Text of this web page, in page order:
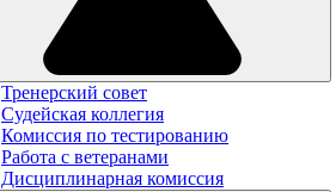
Тренерский совет
Судейская коллегия
Комиссия по тестированию
Работа с ветеранами
Дисциплинарная комиссия